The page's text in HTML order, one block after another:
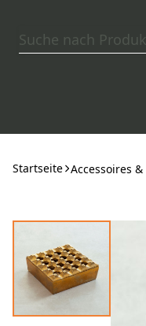
Startseite Accessoires